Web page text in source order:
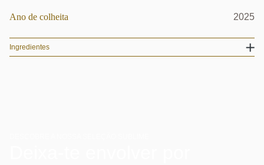
Ano de colheita 2025
Ingredientes